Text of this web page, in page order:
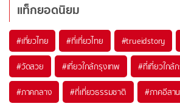
แท็กยอดนิยม
#เที่ยวไทย #ที่เที่ยวไทย #trueidstory
#วัดสวย #เที่ยวใกล้กรุงเทพ #ที่เที่ยวใกล้
#ภาคกลาง #ที่เที่ยวธรรมชาติ #ภาคอีสาน